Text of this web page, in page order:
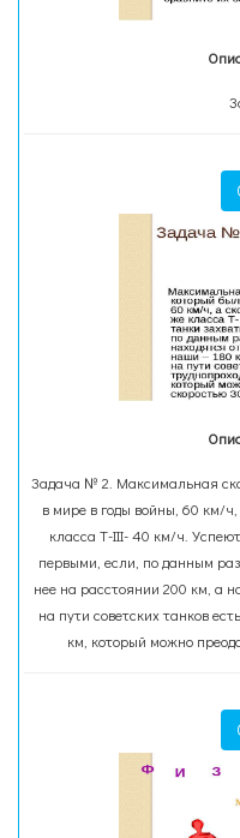
Задача № 2. Максимальная
в мире в годы войны, 60 км/
класса Т-III- 40 км/ч.
первыми, если, по данным
нее на расстоянии 200 км, а
на пути советских танков
км, который можно